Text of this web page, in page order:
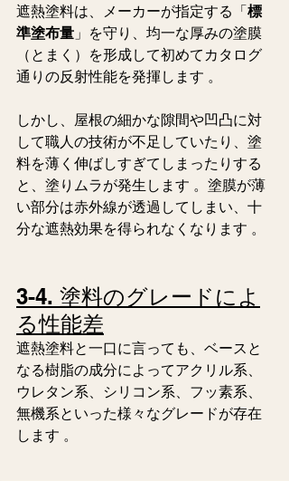
遮熱塗料は、メーカーが指定する「標
準塗布量 」を守り、均一な厚みの塗膜
（とまく）を形成して初めてカタログ
通りの反射性能を発揮します 。
しかし、屋根の細かな隙間や凹凸に対
して職人の技術が不足していたり、塗
料を薄く伸ばしすぎてしまったりする
と、塗りムラが発生します 。塗膜が薄
い部分は赤外線が透過してしまい、十
分な遮熱効果を得られなくなります 。
3-4. 塗料のグレードによ
る性能差
遮熱塗料と一口に言っても、ベースと
なる樹脂の成分によってアクリル系、
ウレタン系、シリコン系、フッ素系、
無機系といった様々なグレードが存在
します 。